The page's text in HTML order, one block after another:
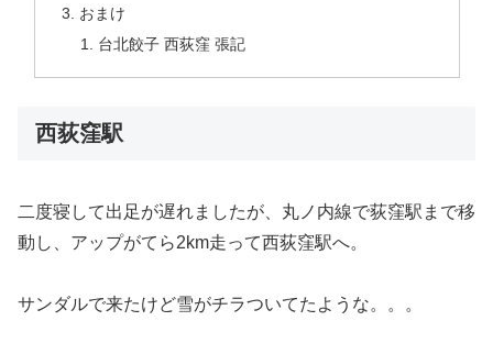
おまけ
台北餃子 西荻窪 張記
西荻窪駅
二度寝して出足が遅れましたが、丸ノ内線で荻窪駅まで移
動し、アップがてら2km走って西荻窪駅へ。
サンダルで来たけど雪がチラついてたような。。。